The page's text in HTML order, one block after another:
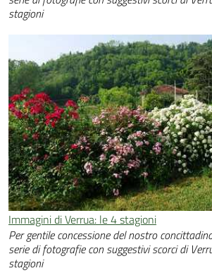
stagioni
Immagini di Verrua: le 4 stagioni
Per gentile concessione del nostro
serie di fotografie con suggestivi scorci di
stagioni